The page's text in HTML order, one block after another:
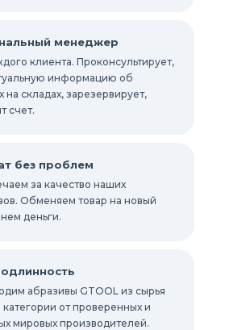
труднодоступных
мест
менеджер
клиента. Проконсультирует,
информацию об
на складах, зарезервирует,
счет.
без проблем
за качество наших
Обменяем товар на новый
деньги.
абразивы GTOOL из сырья
от проверенных и
мировых производителей.